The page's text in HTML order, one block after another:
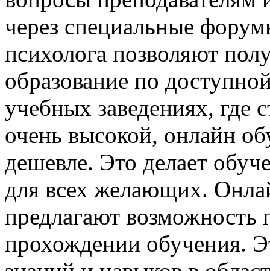
через специальные
психолога позволяют
образование по
учебных заведениях, где
очень высокой, онлайн
дешевле. Это делает
для всех желающих.
предлагают возможность
прохождении обучения.